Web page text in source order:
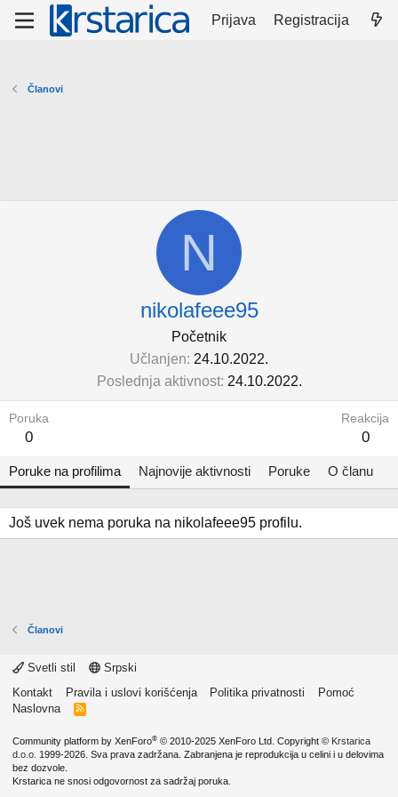
Prijava Registracija
Članovi
N
nikolafeee95
Početnik
Učlanjen 24.10.2022.
Poslednja aktivnost 24.10.2022.
Poruka
0
Reakcija
0
Poruke na profilima Najnovije aktivnosti Poruke O članu
Još uvek nema poruka na nikolafeee95 profilu.
Članovi
Svetli stil
Srpski
Kontakt
Pravila i uslovi korišćenja Politika privatnosti
Pomoć
Naslovna
R
Community platform by XenForo® © 2010-2025 XenForo Ltd. Copyright © Krstarica
d.o.o. 1999-2026. Sva prava zadržana. Zabranjena je reprodukcija u celini i u delovima
bez dozvole.
Krstarica ne snosi odgovornost za sadržaj poruka.